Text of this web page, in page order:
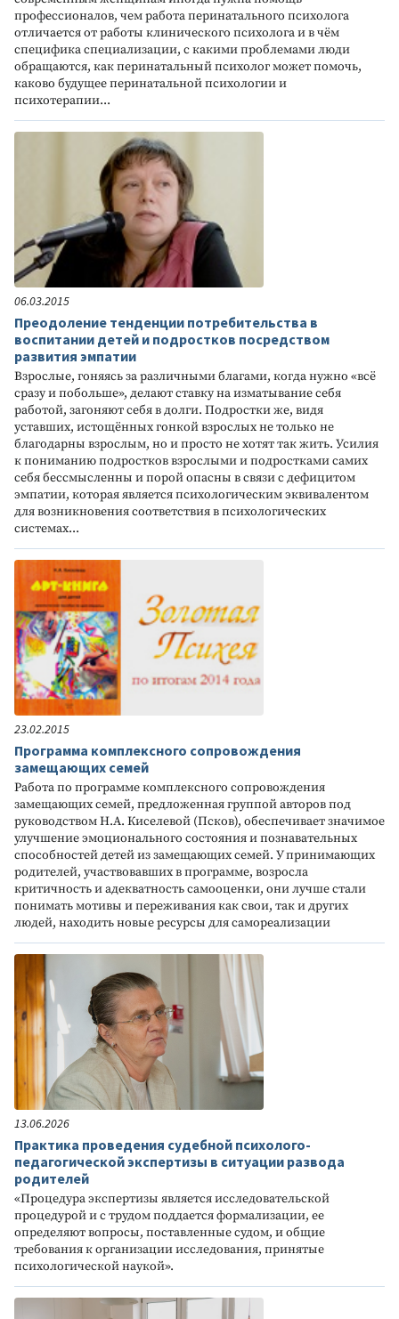
профессионалов, чем работа перинатального психолога
отличается от работы клинического психолога и в чём
специфика специализации, с какими проблемами люди
обращаются, как перинатальный психолог может помочь,
каково будущее перинатальной психологии и
психотерапии...
06.03.2015
Преодоление тенденции потребительства в
воспитании детей и подростков посредством
развития эмпатии
Взрослые, гоняясь за различными благами, когда нужно «всё
сразу и побольше», делают ставку на изматывание себя
работой, загоняют себя в долги. Подростки же, видя
уставших, истощённых гонкой взрослых не только не
благодарны взрослым, но и просто не хотят так жить. Усилия
к пониманию подростков взрослыми и подростками самих
себя бессмысленны и порой опасны в связи с дефицитом
эмпатии, которая является психологическим эквивалентом
для возникновения соответствия в психологических
системах...
23.02.2015
Программа комплексного сопровождения
замещающих семей
Работа по программе комплексного сопровождения
замещающих семей, предложенная группой авторов под
руководством Н.А. Киселевой (Псков), обеспечивает значимое
улучшение эмоционального состояния и познавательных
способностей детей из замещающих семей. У принимающих
родителей, участвовавших в программе, возросла
критичность и адекватность самооценки, они лучше стали
понимать мотивы и переживания как свои, так и других
людей, находить новые ресурсы для самореализации
13.06.2026
Практика проведения судебной психолого-
педагогической экспертизы в ситуации развода
родителей
«Процедура экспертизы является исследовательской
процедурой и с трудом поддается формализации, ее
определяют вопросы, поставленные судом, и общие
требования к организации исследования, принятые
психологической наукой».